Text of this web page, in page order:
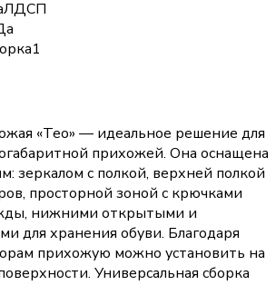
ЛДСП
1
«Тео» — идеальное решение для
прихожей. Она оснащена
зеркалом с полкой, верхней полкой
просторной зоной с крючками
нижними открытыми и
для хранения обуви. Благодаря
прихожую можно установить на
Универсальная сборка